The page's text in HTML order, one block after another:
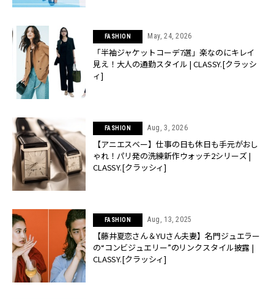
FASHION May, 24, 2026
「半袖ジャケットコーデ7選」楽なのにキレイ
見え！大人の通勤スタイル | CLASSY.[クラッシ
ィ]
FASHION Aug, 3, 2026
【アニエスベー】仕事の日も休日も手元がおし
ゃれ！パリ発の洗練新作ウォッチ2シリーズ |
CLASSY.[クラッシィ]
FASHION Aug, 13, 2025
【藤井夏恋さん＆YUさん夫妻】名門ジュエラー
の“コンビジュエリー”のリンクスタイル披露 |
CLASSY.[クラッシィ]